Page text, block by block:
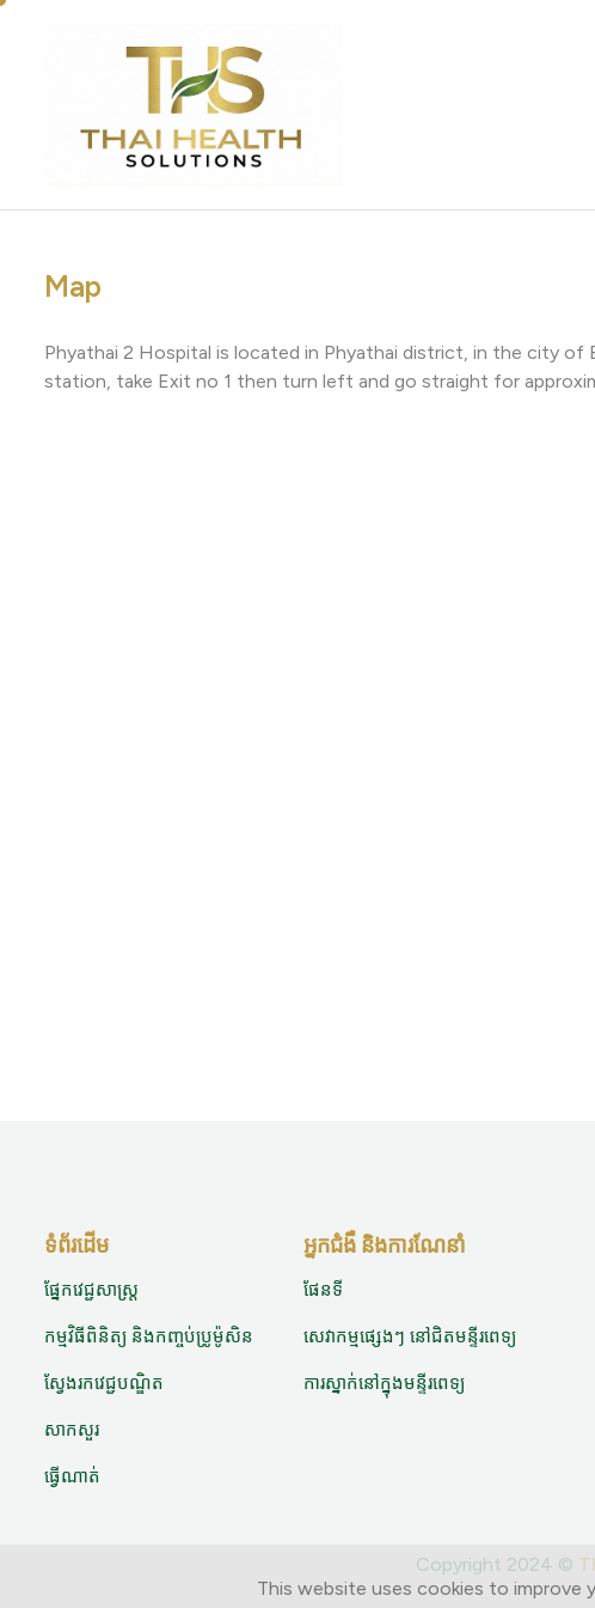
This website uses cookies to improve
Map
Phyathai 2 Hospital is located in Phyathai district, in the city of
station, take Exit no 1 then turn left and go straight for
ទំព័រដើម
ផ្នែកវេជ្ជសាស្ត្រ
កម្មវិធីពិនិត្យ និងកញ្ចប់ប្រូម៉ូសិន
ស្វែងរកវេជ្ជបណ្ឌិត
សាកសួរ
ធ្វើណាត់
អ្នកជំងឺ និងការណែនាំ
ផែនទី
សេវាកម្មផ្សេងៗ នៅជិតមន្ទីរពេទ្យ
ការស្នាក់នៅក្នុងមន្ទីរពេទ្យ
Copyright 2024 ©